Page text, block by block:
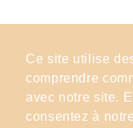
Ce site utilise
comprendre
avec notre site.
consentez à